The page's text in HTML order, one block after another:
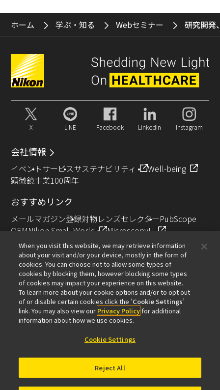
ホーム 学ぶ・知る Webセミナー 研究開発
X LINE Facebook LinkedIn Instagram
会社情報
イベントサービスサステナビリティ
Well-being
顕微鏡事業100周年
おすすめリンク
メールマガジン登録対物レンズセレクターPubScope
OEMNikon Small World
MicroscopyU
NIKON JOICO AWARD
その他のニコン製品
カメラ・双眼鏡関連製品（ニコンイメージング）
インダストリー製品（インダストリアルソリューション
ズ事業）
半導体露光装置（半導体装置事業）
個人情報保護について
ソフトウェア脆弱性に関する情報
利用規程
When you visit this website, we may retrieve information
about your visit and/or your device, mostly in the form of
cookies. You can choose not to allow some types of
cookies by blocking them, however blocking some types
of cookies may impact your experience on this website.
To learn more about your cookie options and/or to opt out
of or disable certain cookies click the ‘Cookie Settings’
link. You may also view our Privacy Policyfor additional
information about how we use cookies.
Cookie Settings
Reject All